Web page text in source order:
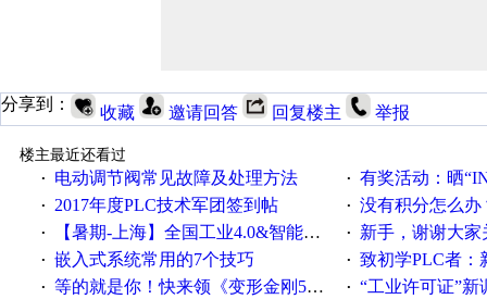
分享到： 收藏 邀请回答 回复楼主 举报
楼主最近还看过
·
电动调节阀常见故障及处理方法 · 有奖活动：晒
· 2017年度PLC技术军团签到帖 · 没有积分怎么办
· 【暑期-上海】全国工业4.0&智能制造高级培训班通知！ · 新手，谢谢大
· 嵌入式系统常用的7个技巧 · 致初学PLC者：新人
· 等的就是你！快来领《变形金刚5》观影券 · “工业许可证”新调整：水文仪